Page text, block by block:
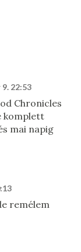
22:53
Chronicles
komplett
mai napig
remélem